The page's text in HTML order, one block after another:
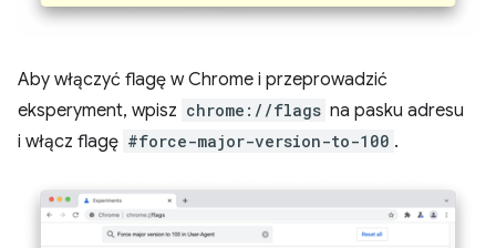
Aby włączyć flagę w Chrome i przeprowadzić
eksperyment, wpisz chrome://flags na pasku adresu
i włącz flagę #force-major-version-to-100 .